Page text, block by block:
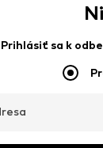
Prihlásiť sa k